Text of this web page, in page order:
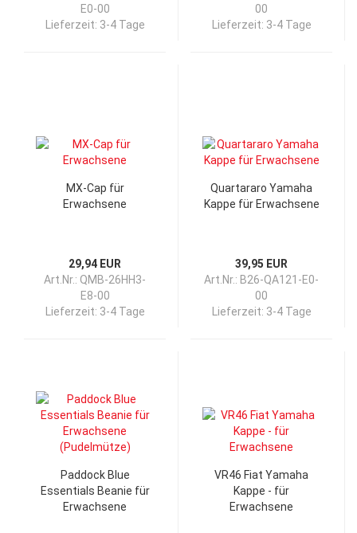
E0-00
Lieferzeit: 3-4 Tage
00
Lieferzeit: 3-4 Tage
MX-Cap für
Erwachsene
29,94 EUR
Art.Nr.: QMB-26HH3-
E8-00
Lieferzeit: 3-4 Tage
Quartararo Yamaha
Kappe für Erwachsene
39,95 EUR
Art.Nr.: B26-QA121-E0-
00
Lieferzeit: 3-4 Tage
Paddock Blue
Essentials Beanie für
Erwachsene
VR46 Fiat Yamaha
Kappe - für
Erwachsene